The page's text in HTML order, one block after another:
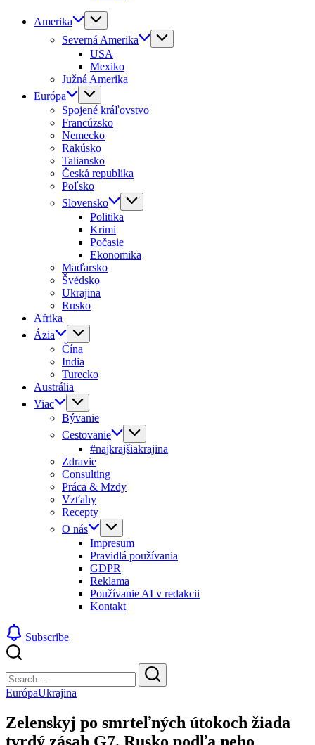
Amerika
Severná Amerika
USA
Mexiko
Južná Amerika
Európa
Spojené kráľovstvo
Francúzsko
Nemecko
Rakúsko
Taliansko
Česká republika
Poľsko
Slovensko
Politika
Krimi
Počasie
Ekonomika
Maďarsko
Švédsko
Ukrajina
Rusko
Afrika
Ázia
Čína
India
Turecko
Austrália
Viac
Bývanie
Cestovanie
#najkrajšiakrajina
Zdravie
Consulting
Práca & Mzdy
Vzťahy
Recepty
O nás
Impresum
Pravidlá používania
GDPR
Reklama
Používanie AI v redakcii
Kontakt
Subscribe
Search
Search
EurópaUkrajina
Zelenskyj po smrteľných útokoch žiada